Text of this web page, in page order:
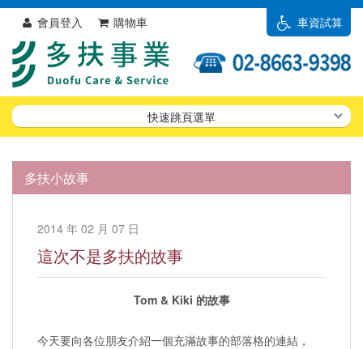
車資試算
會員登入 購物車
快速跳頁選單
多扶小故事
2014 年 02 月 07 日
這次不是多扶的故事
Tom & Kiki 的故事
今天要向各位朋友介紹一個充滿故事的部落格的連結，